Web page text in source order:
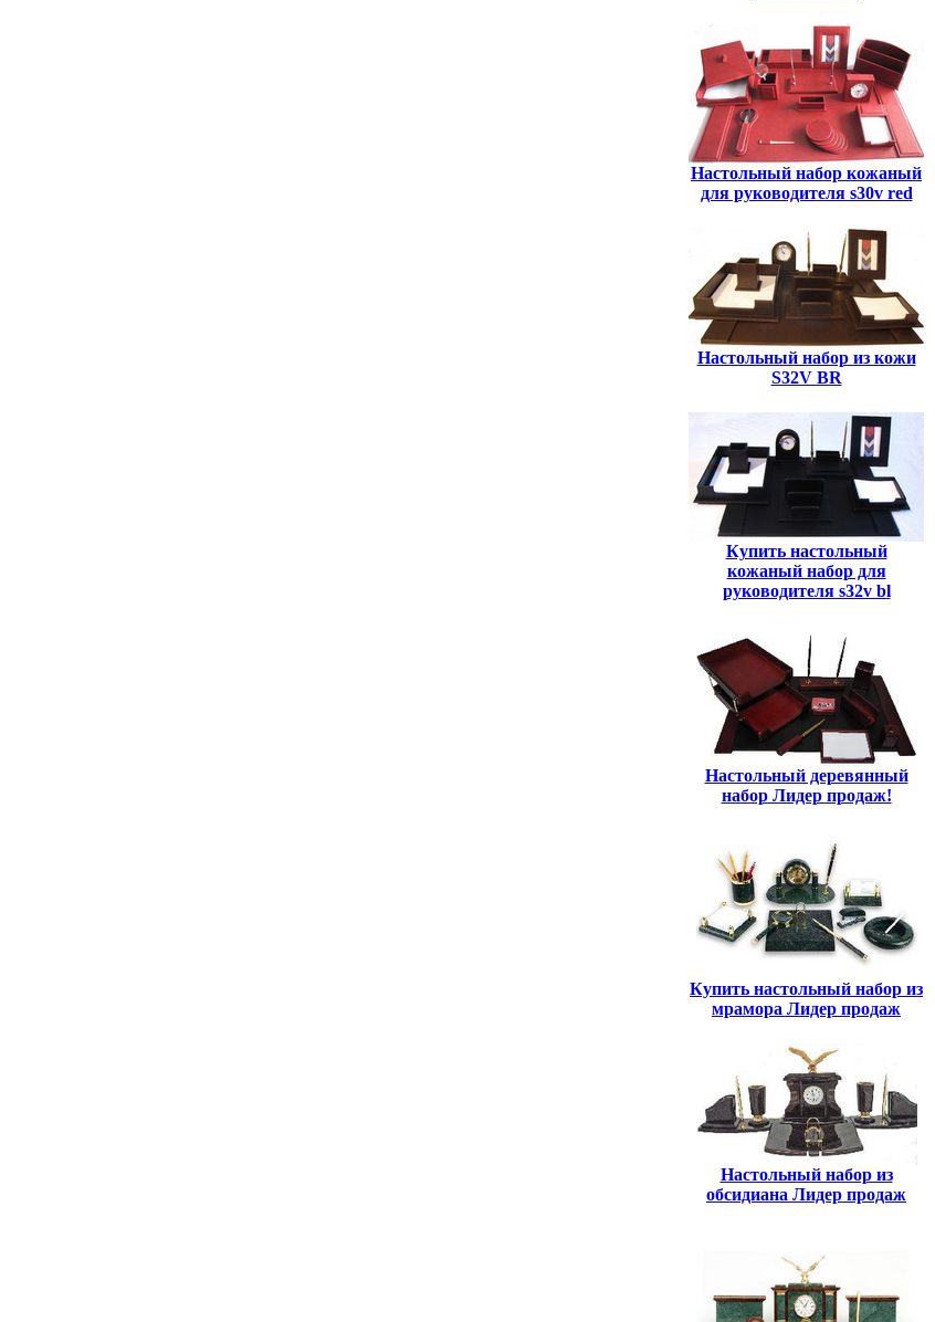
Настольный набор кожаный
для руководителя s30v red
Настольный набор из кожи
S32V BR
Купить настольный
кожаный набор для
руководителя s32v bl
Настольный деревянный
набор Лидер продаж!
Купить настольный набор из
мрамора Лидер продаж
Настольный набор из
обсидиана Лидер продаж